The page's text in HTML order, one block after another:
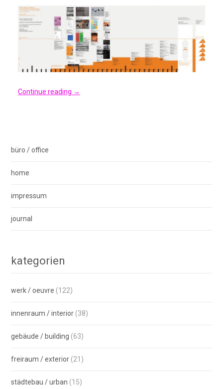
Continue reading →
büro / office
home
impressum
journal
kategorien
werk / oeuvre (122)
innenraum / interior (38)
gebäude / building (63)
freiraum / exterior (21)
städtebau / urban (15)